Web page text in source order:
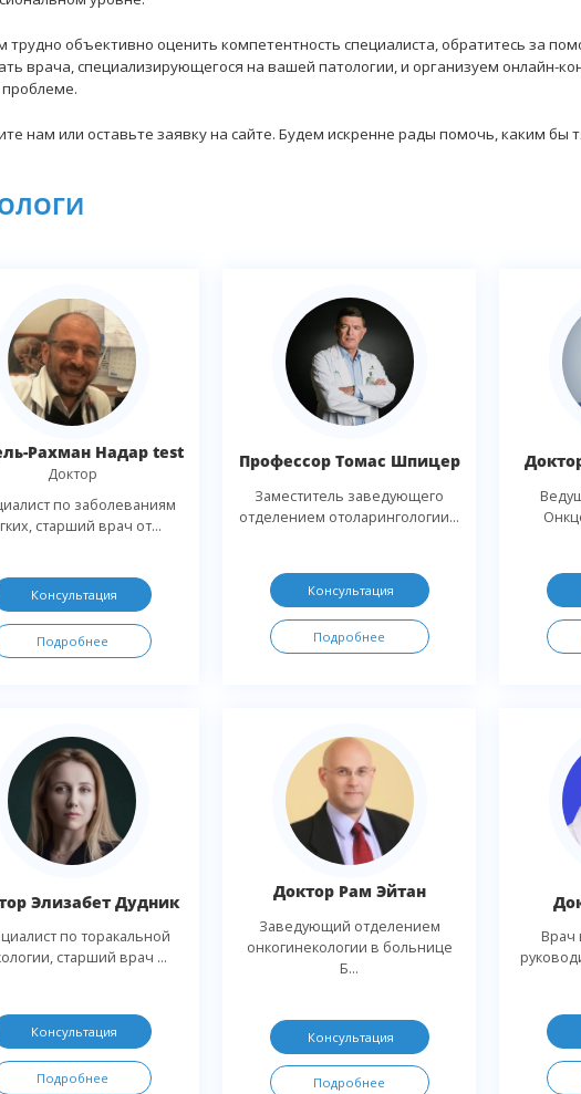
трудно объективно оценить компетентность специалиста, обратитесь за
врача, специализирующегося на вашей патологии, и организуем онлайн-
проблеме.
нам или оставьте заявку на сайте. Будем искренне рады помочь, каким
Рахман Надар test
Доктор
по заболеваниям
старший врач от...
Консультация
Подробнее
Профессор Томас Шпицер
Заместитель заведующего
отделением отоларингологии...
Консультация
Подробнее
Элизабет Дудник
по торакальной
старший врач ...
Консультация
Подробнее
Доктор Рам Эйтан
Заведующий отделением
онкогинекологии в больнице
Б...
Консультация
Подробнее
Врач